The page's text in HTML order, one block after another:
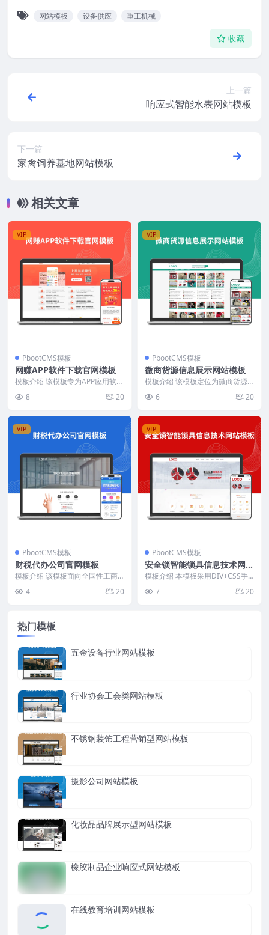
网站模板 设备供应 重工机械
收藏
上一篇
响应式智能水表网站模板
下一篇
家禽饲养基地网站模板
相关文章
VIP
PbootCMS模板
网赚APP软件下载官网模板
模板介绍 该模板专为APP应用软件
景开发。页面结构...
8 20
VIP
PbootCMS模板
微商货源信息展示网站模板
模板介绍 该模板定位为微商货源
布局，首页集中呈现货...
6 20
VIP
PbootCMS模板
财税代办公司官网模板
模板介绍 该模板面向全国性工商
公司注册”为引流点，...
4 20
VIP
PbootCMS模板
安全锁智能锁具信息技术网站
模板
模板介绍 本模板采用DIV+CSS手
载速度快。首页...
7 20
热门模板
五金设备行业网站模板
行业协会工会类网站模板
不锈钢装饰工程营销型网站模板
摄影公司网站模板
化妆品品牌展示型网站模板
橡胶制品企业响应式网站模板
在线教育培训网站模板